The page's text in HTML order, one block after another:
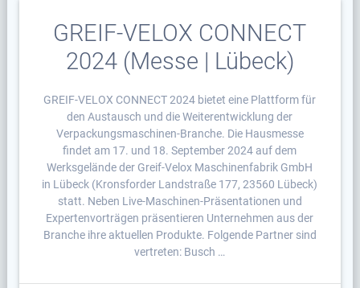
GREIF-VELOX CONNECT
2024 (Messe | Lübeck)
GREIF-VELOX CONNECT 2024 bietet eine Plattform für
den Austausch und die Weiterentwicklung der
Verpackungsmaschinen-Branche. Die Hausmesse
findet am 17. und 18. September 2024 auf dem
Werksgelände der Greif-Velox Maschinenfabrik GmbH
in Lübeck (Kronsforder Landstraße 177, 23560 Lübeck)
statt. Neben Live-Maschinen-Präsentationen und
Expertenvorträgen präsentieren Unternehmen aus der
Branche ihre aktuellen Produkte. Folgende Partner sind
vertreten: Busch …